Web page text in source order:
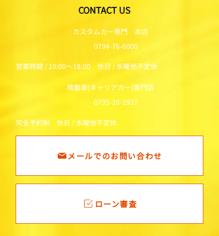
ローン審査
メールでのお問い合わせ
積載車(キャリアカー)専門店
0795-20-1937
完全予約制 休日 / 水曜他不定休
カスタムカー専門 本店
0794-76-6000
営業時間 / 10:00～18:00 休日 / 水曜他不定休
CONTACT US